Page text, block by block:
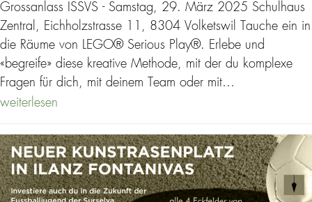
Grossanlass ISSVS - Samstag, 29. März 2025 Schulhaus
Zentral, Eichholzstrasse 11, 8304 Volketswil Tauche ein in
die Räume von LEGO® Serious Play®. Erlebe und
«begreife» diese kreative Methode, mit der du komplexe
Fragen für dich, mit deinem Team oder mit…
weiterlesen